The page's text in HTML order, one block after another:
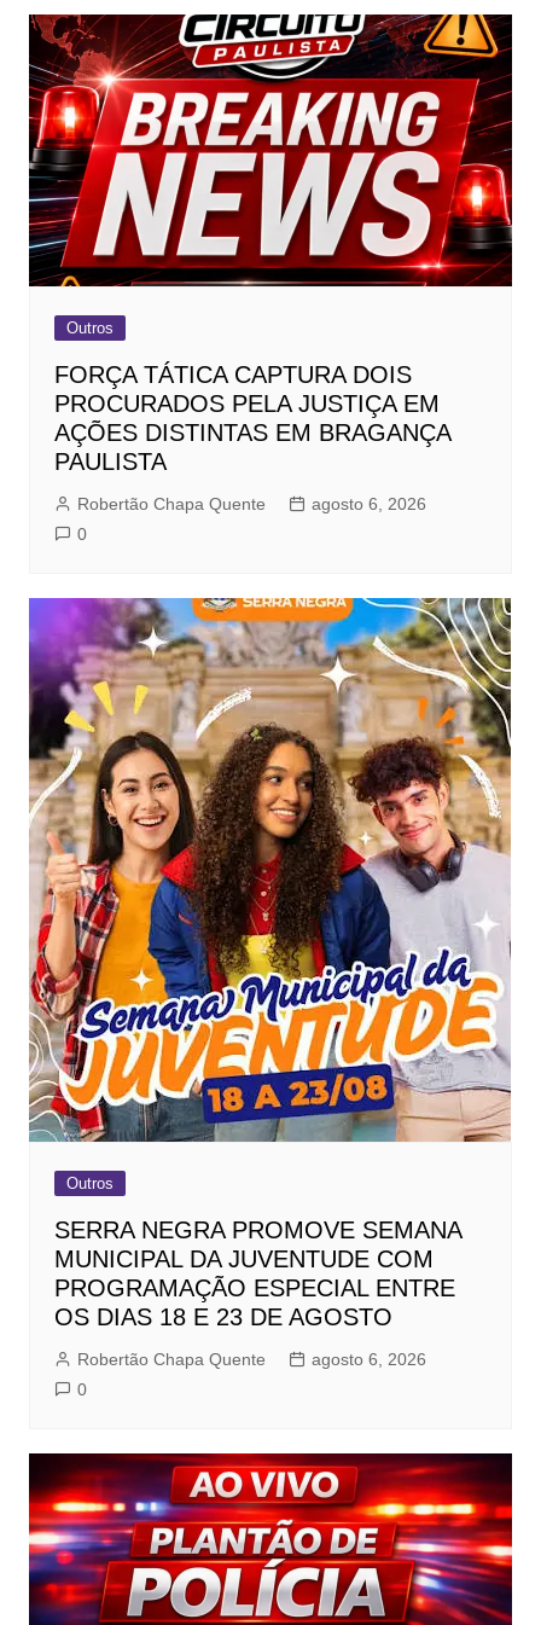
Outros
FORÇA TÁTICA CAPTURA DOIS
PROCURADOS PELA JUSTIÇA EM
AÇÕES DISTINTAS EM BRAGANÇA
PAULISTA
Robertão Chapa Quente
agosto 6, 2026
0
Outros
SERRA NEGRA PROMOVE SEMANA
MUNICIPAL DA JUVENTUDE COM
PROGRAMAÇÃO ESPECIAL ENTRE
OS DIAS 18 E 23 DE AGOSTO
Robertão Chapa Quente
agosto 6, 2026
0